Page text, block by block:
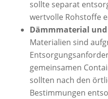
sollte separat
wertvolle Rohstoffe
Dämmmaterial
Materialien sind
gemeinsamen
sollten nach den
Bestimmungen